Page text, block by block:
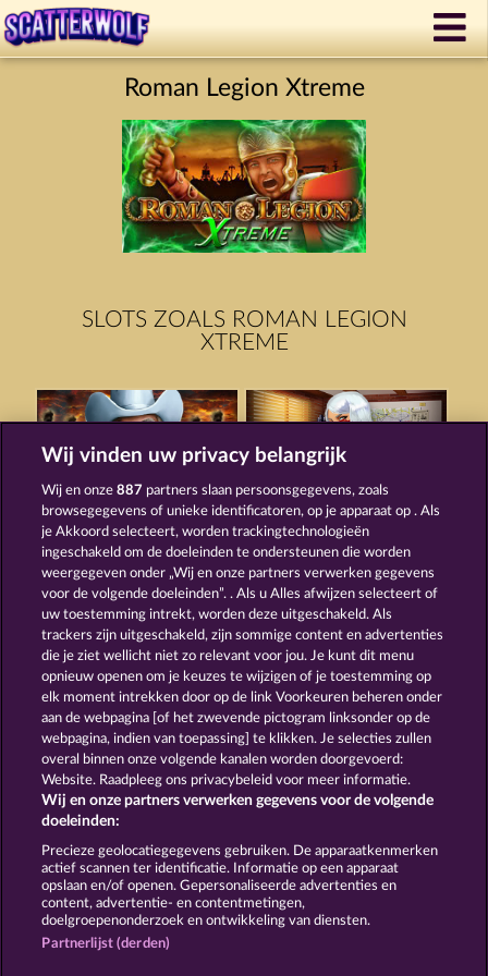
Roman Legion Xtreme
SLOTS ZOALS ROMAN LEGION
XTREME
TEXAS TYCOON SECRET MISSION
ATLAS OF LEGENDS ROBIN & HIS GIRL
Algemene voorwaarden Privacyverklaring
Colofon Bedrijf FAQ Facebook
Terugbetalingsverzoek indienen
Wij vinden uw privacy belangrijk
Wij en onze887 partners slaan persoonsgegevens, zoals
browsegegevens of unieke identificatoren, op je apparaat op . Als
je Akkoord selecteert, worden trackingtechnologieën
ingeschakeld om de doeleinden te ondersteunen die worden
weergegeven onder „Wij en onze partners verwerken gegevens
voor de volgende doeleinden”. . Als u Alles afwijzen selecteert of
uw toestemming intrekt, worden deze uitgeschakeld. Als
trackers zijn uitgeschakeld, zijn sommige content en advertenties
die je ziet wellicht niet zo relevant voor jou. Je kunt dit menu
opnieuw openen om je keuzes te wijzigen of je toestemming op
elk moment intrekken door op de link Voorkeuren beheren onder
aan de webpagina [of het zwevende pictogram linksonder op de
webpagina, indien van toepassing] te klikken. Je selecties zullen
overal binnen onze volgende kanalen worden doorgevoerd:
Website. Raadpleeg ons privacybeleid voor meer informatie.
Wij en onze partners verwerken gegevens voor de volgende
doeleinden:
Precieze geolocatiegegevens gebruiken. De apparaatkenmerken
actief scannen ter identificatie. Informatie op een apparaat
opslaan en/of openen. Gepersonaliseerde advertenties en
content, advertentie- en contentmetingen,
doelgroepenonderzoek en ontwikkeling van diensten.
Partnerlijst (derden)